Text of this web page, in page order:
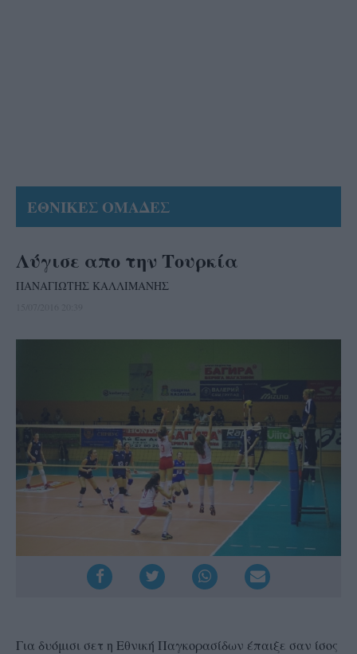
ΕΘΝΙΚΕΣ ΟΜΑΔΕΣ
Λύγισε απο την Τουρκία
ΠΑΝΑΓΙΩΤΗΣ ΚΑΛΛΙΜΑΝΗΣ
Για δυόμισι σετ η Εθνική Παγκορασίδων έπαιξε σαν ίσος